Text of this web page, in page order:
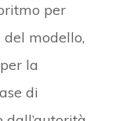
per
del modello,
la
di